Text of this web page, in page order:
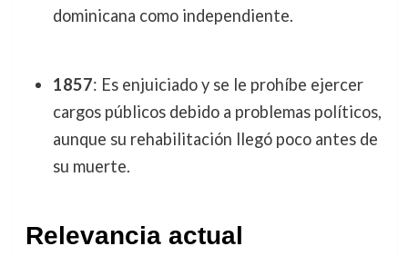
dominicana como independiente.
1857: Es enjuiciado y se le prohíbe ejercer
cargos públicos debido a problemas políticos,
aunque su rehabilitación llegó poco antes de
su muerte.
Relevancia actual